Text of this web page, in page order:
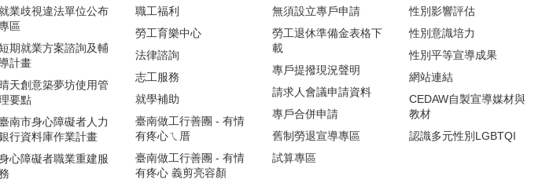
業歧視違法單位公布
區
期就業方案諮詢及輔
計畫
天創意築夢坊使用管
要點
南市身心障礙者人力
行資料庫作業計畫
心障礙者職業重建服
職工福利
勞工育樂中心
法律諮詢
志工服務
就學補助
臺南做工行善團 - 有情
有疼心ㄟ厝
臺南做工行善團 - 有情
有疼心 義剪亮容顏
無須設立專戶申請
勞工退休準備金表格下
載
專戶提撥現況聲明
請求人會議申請資料
專戶合併申請
舊制勞退宣導專區
試算專區
性別影響評估
性別意識培力
性別平等宣導成果
網站連結
CEDAW自製宣導媒材與
教材
認識多元性別LGBTQI